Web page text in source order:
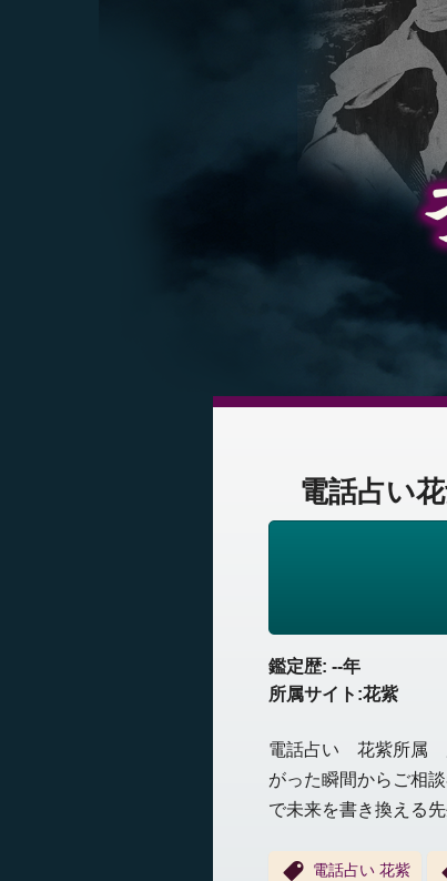
電話占い
鑑定歴: --年
所属サイト:花紫
電話占い 花紫所属
がった瞬間からご相
で未来を書き換える先
電話占い 花紫